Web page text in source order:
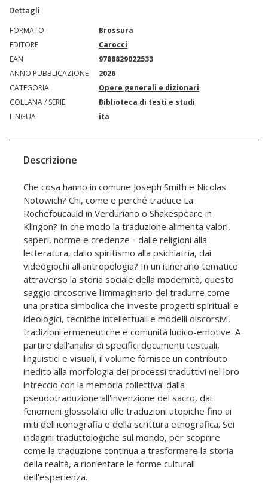
Dettagli
FORMATO
Brossura
EDITORE
Carocci
EAN
9788829022533
ANNO PUBBLICAZIONE
2026
CATEGORIA
Opere generali e dizionari
COLLANA / SERIE
Biblioteca di testi e studi
LINGUA
ita
Descrizione
Che cosa hanno in comune Joseph Smith e Nicolas
Notowich? Chi, come e perché traduce La
Rochefoucauld in Verduriano o Shakespeare in
Klingon? In che modo la traduzione alimenta valori,
saperi, norme e credenze - dalle religioni alla
letteratura, dallo spiritismo alla psichiatria, dai
videogiochi all'antropologia? In un itinerario tematico
attraverso la storia sociale della modernità, questo
saggio circoscrive l'immaginario del tradurre come
una pratica simbolica che investe progetti spirituali e
ideologici, tecniche intellettuali e modelli discorsivi,
tradizioni ermeneutiche e comunità ludico-emotive. A
partire dall'analisi di specifici documenti testuali,
linguistici e visuali, il volume fornisce un contributo
inedito alla morfologia dei processi traduttivi nel loro
intreccio con la memoria collettiva: dalla
pseudotraduzione all'invenzione del sacro, dai
fenomeni glossolalici alle traduzioni utopiche fino ai
miti dell'iconografia e della scrittura etnografica. Sei
indagini traduttologiche sul mondo, per scoprire
come la traduzione continua a trasformare la storia
della realtà, a riorientare le forme culturali
dell'esperienza.